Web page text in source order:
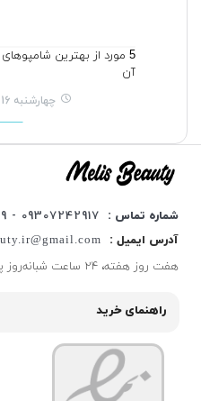
5 مورد از بهترین
آن
چهارشنبه 16 خرداد 1403
شماره تماس :
09307242917 - 02166082599
آدرس ایمیل :
هفت روز هفته، ۲۴ ساعت شبانه‌روز پاسخگوی شما هستیم.
راهنمای خرید